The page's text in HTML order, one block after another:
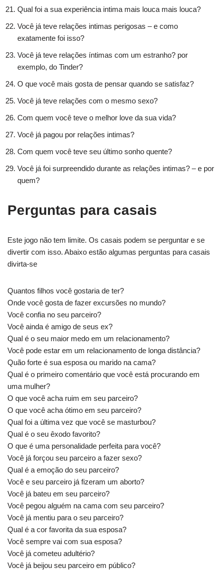
Qual foi a sua experiência intima mais louca mais louca?
Você já teve relações intimas perigosas – e como
exatamente foi isso?
Você já teve relações íntimas com um estranho? por
exemplo, do Tinder?
O que você mais gosta de pensar quando se satisfaz?
Você já teve relações com o mesmo sexo?
Com quem você teve o melhor love da sua vida?
Você já pagou por relações intimas?
Com quem você teve seu último sonho quente?
Você já foi surpreendido durante as relações intimas? – e por
quem?
Perguntas para casais
Este jogo não tem limite. Os casais podem se perguntar e se
divertir com isso. Abaixo estão algumas perguntas para casais
divirta-se
Quantos filhos você gostaria de ter?
Onde você gosta de fazer excursões no mundo?
Você confia no seu parceiro?
Você ainda é amigo de seus ex?
Qual é o seu maior medo em um relacionamento?
Você pode estar em um relacionamento de longa distância?
Quão forte é sua esposa ou marido na cama?
Qual é o primeiro comentário que você está procurando em
uma mulher?
O que você acha ruim em seu parceiro?
O que você acha ótimo em seu parceiro?
Qual foi a última vez que você se masturbou?
Qual é o seu êxodo favorito?
O que é uma personalidade perfeita para você?
Você já forçou seu parceiro a fazer sexo?
Qual é a emoção do seu parceiro?
Você e seu parceiro já fizeram um aborto?
Você já bateu em seu parceiro?
Você pegou alguém na cama com seu parceiro?
Você já mentiu para o seu parceiro?
Qual é a cor favorita da sua esposa?
Você sempre vai com sua esposa?
Você já cometeu adultério?
Você já beijou seu parceiro em público?